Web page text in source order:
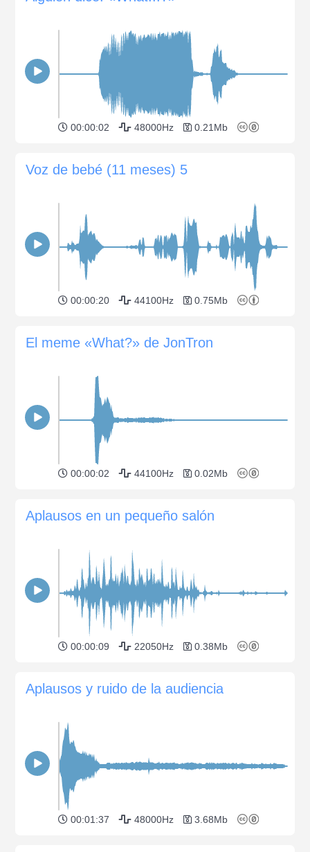
00:00:02 48000Hz 0.21Mb
Voz de bebé (11 meses) 5
00:00:20 44100Hz 0.75Mb
El meme «What?» de JonTron
00:00:02 44100Hz 0.02Mb
Aplausos en un pequeño salón
00:00:09 22050Hz 0.38Mb
Aplausos y ruido de la audiencia
00:01:37 48000Hz 3.68Mb